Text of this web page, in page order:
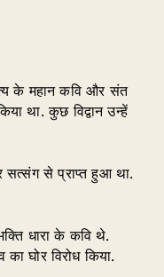
के महान कवि और संत
था. कुछ विद्वान उन्हें
सत्संग से प्राप्त हुआ था.
धारा के कवि थे.
घोर विरोध किया.